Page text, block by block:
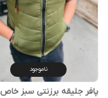
ناموجود
پافر جلیقه برزنتی سبز خاص